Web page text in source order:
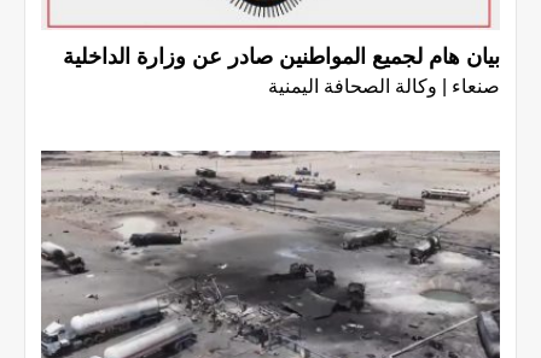
بيان هام لجميع المواطنين صادر عن وزارة الداخلية
صنعاء | وكالة الصحافة اليمنية